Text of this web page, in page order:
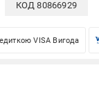
КОД80866929
VISA Вигода